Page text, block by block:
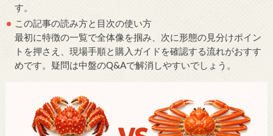
す。
この記事の読み方と目次の使い方
最初に特徴の一覧で全体像を掴み、次に形態の見分けポイン
トを押さえ、現場手順と購入ガイドを確認する流れがおすす
めです。疑問は中盤のQ&Aで解消しやすいでしょう。